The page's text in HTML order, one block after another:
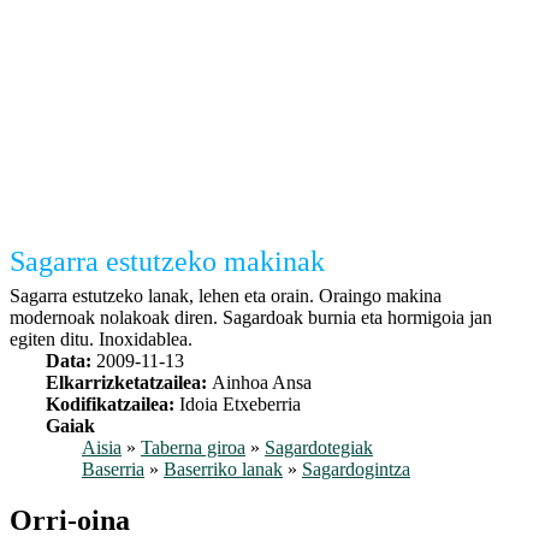
Sagarra estutzeko makinak
Sagarra estutzeko lanak, lehen eta orain. Oraingo makina
modernoak nolakoak diren. Sagardoak burnia eta hormigoia jan
egiten ditu. Inoxidablea.
Data: 2009-11-13
Elkarrizketatzailea: Ainhoa Ansa
Kodifikatzailea: Idoia Etxeberria
Gaiak
Aisia » Taberna giroa » Sagardotegiak
Baserria » Baserriko lanak » Sagardogintza
Orri-oina